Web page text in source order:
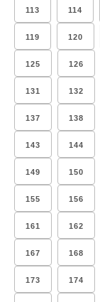
113 114
119 120
125 126
131 132
137 138
143 144
149 150
155 156
161 162
167 168
173 174